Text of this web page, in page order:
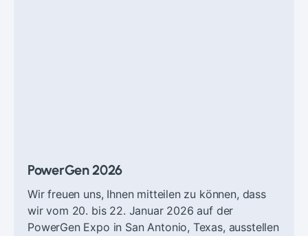
PowerGen 2026
Wir freuen uns, Ihnen mitteilen zu können, dass
wir vom 20. bis 22. Januar 2026 auf der
PowerGen Expo in San Antonio, Texas, ausstellen